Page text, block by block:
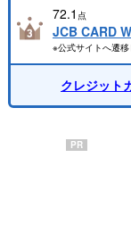
72.1 点
JCB CARD W
※公式サイトへ遷移
クレジット
PR